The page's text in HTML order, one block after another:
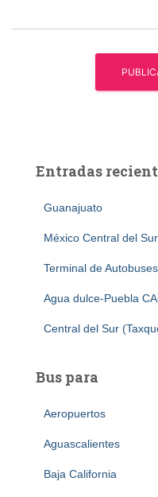
Entradas
Guanajuato
México Central del
Terminal de
Agua dulce-Puebla
Central del Sur
Bus para
Aeropuertos
Aguascalientes
Baja California